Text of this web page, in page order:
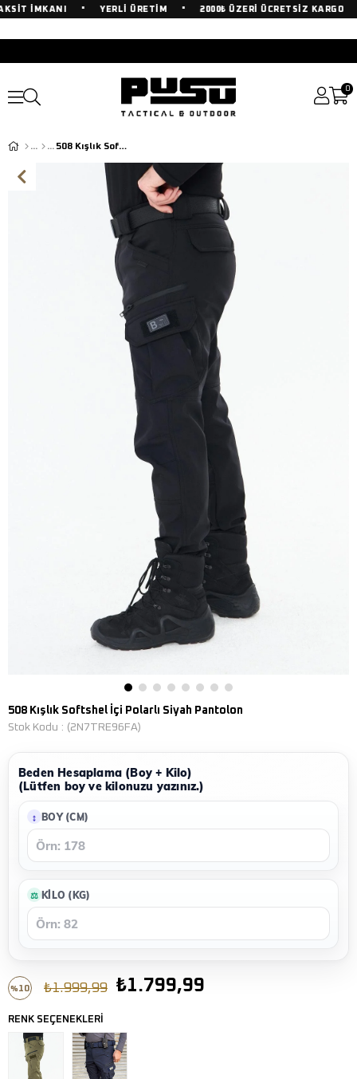
İMKANI YERLİ ÜRETİM 2000₺ ÜZERİ ÜCRETSİZ KARGO
0
508 Kışlık Softshel İçi Polarlı Siyah Pantolon
508 Kışlık Softshel İçi Polarlı Siyah Pantolon
Stok Kodu
(2N7TRE96FA)
Beden Hesaplama (Boy + Kilo)
(Lütfen boy ve kilonuzu yazınız.)
BOY (CM)
KILO (KG)
% 10 ₺1.999,99 ₺1.799,99
RENK SEÇENEKLERİ